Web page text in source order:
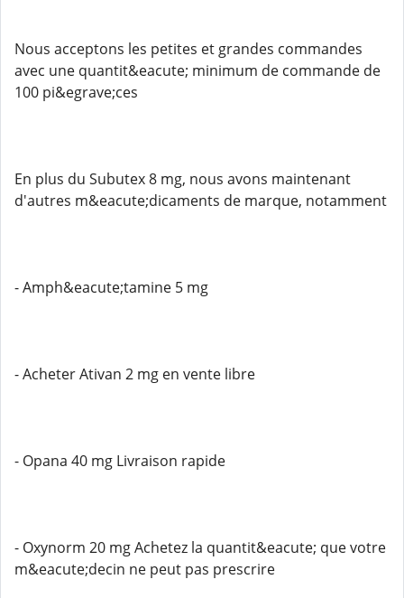
Nous acceptons les petites et grandes commandes
avec une quantit&eacute; minimum de commande de
100 pi&egrave;ces
En plus du Subutex 8 mg, nous avons maintenant
d'autres m&eacute;dicaments de marque, notamment
- Amph&eacute;tamine 5 mg
- Acheter Ativan 2 mg en vente libre
- Opana 40 mg Livraison rapide
- Oxynorm 20 mg Achetez la quantit&eacute; que votre
m&eacute;decin ne peut pas prescrire